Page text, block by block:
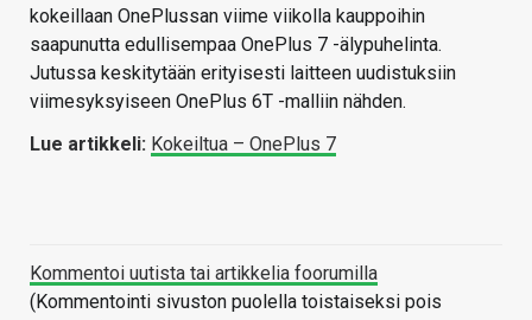
kokeillaan OnePlussan viime viikolla kauppoihin
saapunutta edullisempaa OnePlus 7 -älypuhelinta.
Jutussa keskitytään erityisesti laitteen uudistuksiin
viimesyksyiseen OnePlus 6T -malliin nähden.
Lue artikkeli: Kokeiltua – OnePlus 7
Kommentoi uutista tai artikkelia foorumilla
(Kommentointi sivuston puolella toistaiseksi pois